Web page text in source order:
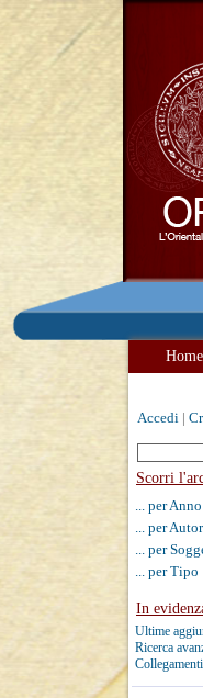
Home
Accedi
Scorri
... per Anno
... per
... per
... per Tipo
In
Ultime
Ricerca